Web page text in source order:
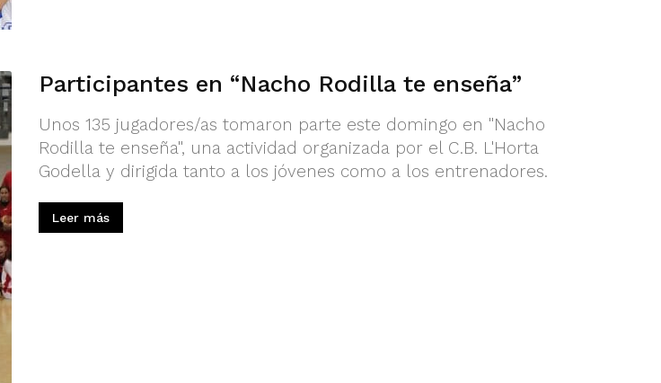
Participantes en “Nacho Rodilla te enseña”
Unos 135 jugadores/as tomaron parte este domingo en "Nacho
Rodilla te enseña", una actividad organizada por el C.B. L'Horta
Godella y dirigida tanto a los jóvenes como a los entrenadores.
Leer más